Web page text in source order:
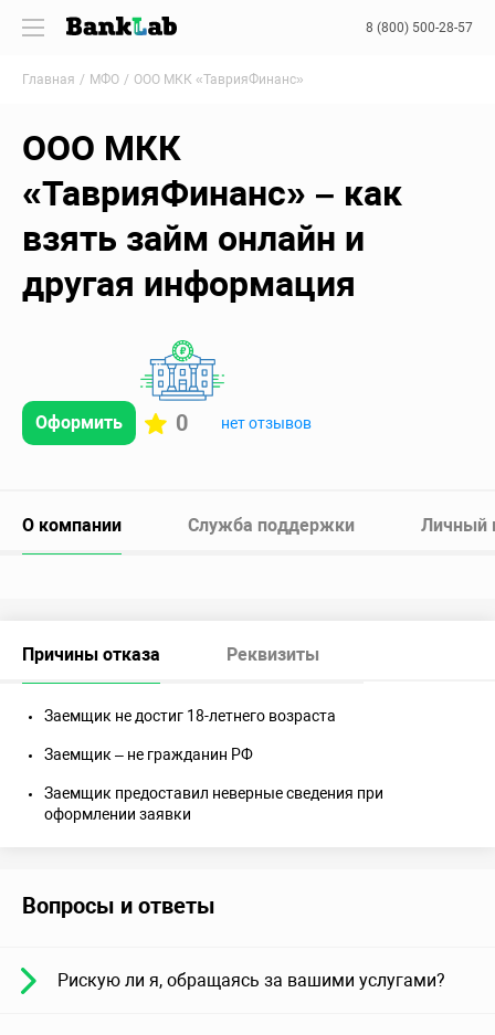
8 (800) 500-28-57
Главная МФО ООО МКК «ТаврияФинанс»
ООО МКК
«ТаврияФинанс» – как
взять займ онлайн и
другая информация
Оформить 0 нет отзывов
О компании Служба поддержки Личный
Причины отказа Реквизиты
Заемщик не достиг 18-летнего возраста
Заемщик – не гражданин РФ
Заемщик предоставил неверные сведения при
оформлении заявки
Вопросы и ответы
Рискую ли я, обращаясь за вашими услугами?